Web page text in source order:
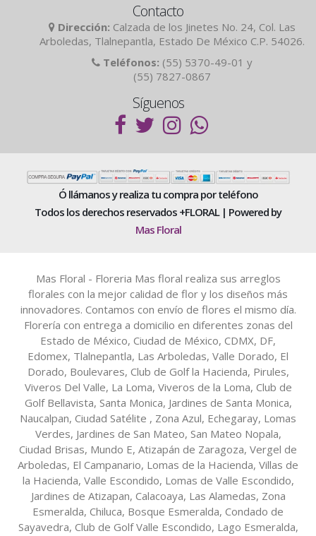
Contacto
Dirección: Calzada de los Jinetes No. 24, Col. Las
Arboledas, Tlalnepantla, Estado De México C.P. 54026.
Teléfonos: (55) 5370-49-01 y
(55) 7827-0867
Síguenos
Ó llámanos y realiza tu compra por teléfono
Todos los derechos reservados +FLORAL | Powered by
Mas Floral
Mas Floral - Floreria Mas floral realiza sus arreglos
florales con la mejor calidad de flor y los diseños más
innovadores. Contamos con envío de flores el mismo día.
Florería con entrega a domicilio en diferentes zonas del
Estado de México, Ciudad de México, CDMX, DF,
Edomex, Tlalnepantla, Las Arboledas, Valle Dorado, El
Dorado, Boulevares, Club de Golf la Hacienda, Pirules,
Viveros Del Valle, La Loma, Viveros de la Loma, Club de
Golf Bellavista, Santa Monica, Jardines de Santa Monica,
Naucalpan, Ciudad Satélite , Zona Azul, Echegaray, Lomas
Verdes, Jardines de San Mateo, San Mateo Nopala,
Ciudad Brisas, Mundo E, Atizapán de Zaragoza, Vergel de
Arboledas, El Campanario, Lomas de la Hacienda, Villas de
la Hacienda, Valle Escondido, Lomas de Valle Escondido,
Jardines de Atizapan, Calacoaya, Las Alamedas, Zona
Esmeralda, Chiluca, Bosque Esmeralda, Condado de
Sayavedra, Club de Golf Valle Escondido, Lago Esmeralda,